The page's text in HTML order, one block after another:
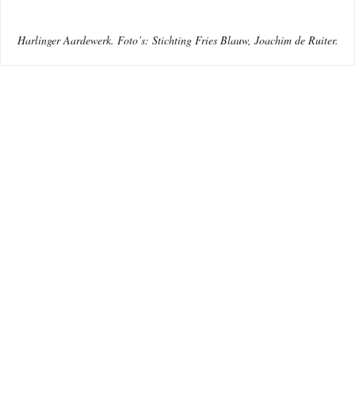
Harlinger Aardewerk. Foto’s: Stichting Fries Blauw, Joachim de Ruiter.